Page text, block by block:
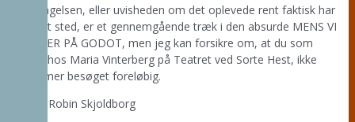
Gentagelsen, eller uvisheden om det oplevede rent faktisk har
fundet sted, er et gennemgående træk i den absurde MENS VI
VENTER PÅ GODOT, men jeg kan forsikre om, at du som
gæst hos Maria Vinterberg på Teatret ved Sorte Hest, ikke
glemmer besøget foreløbig.
Foto: Robin Skjoldborg